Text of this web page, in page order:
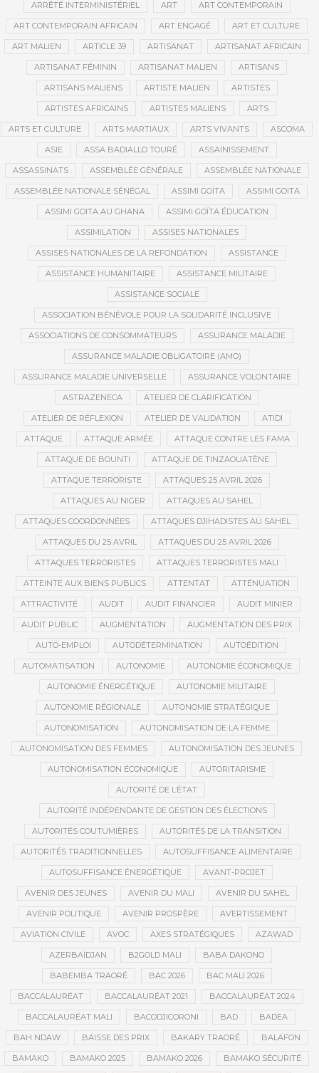
ARRÊTÉ INTERMINISTÉRIEL ART ART CONTEMPORAIN
ART CONTEMPORAIN AFRICAIN ART ENGAGÉ ART ET CULTURE
ART MALIEN ARTICLE 39 ARTISANAT ARTISANAT AFRICAIN
ARTISANAT FÉMININ ARTISANAT MALIEN ARTISANS
ARTISANS MALIENS ARTISTE MALIEN ARTISTES
ARTISTES AFRICAINS ARTISTES MALIENS ARTS
ARTS ET CULTURE ARTS MARTIAUX ARTS VIVANTS ASCOMA
ASIE ASSA BADIALLO TOURÉ ASSAINISSEMENT
ASSASSINATS ASSEMBLÉE GÉNÉRALE ASSEMBLÉE NATIONALE
ASSEMBLÉE NATIONALE SÉNÉGAL ASSIMI GOÏTA ASSIMI GOITA
ASSIMI GOITA AU GHANA ASSIMI GOÏTA ÉDUCATION
ASSIMILATION ASSISES NATIONALES
ASSISES NATIONALES DE LA REFONDATION ASSISTANCE
ASSISTANCE HUMANITAIRE ASSISTANCE MILITAIRE
ASSISTANCE SOCIALE
ASSOCIATION BÉNÉVOLE POUR LA SOLIDARITÉ INCLUSIVE
ASSOCIATIONS DE CONSOMMATEURS ASSURANCE MALADIE
ASSURANCE MALADIE OBLIGATOIRE (AMO)
ASSURANCE MALADIE UNIVERSELLE ASSURANCE VOLONTAIRE
ASTRAZENECA ATELIER DE CLARIFICATION
ATELIER DE RÉFLEXION ATELIER DE VALIDATION ATIDI
ATTAQUE ATTAQUE ARMÉE ATTAQUE CONTRE LES FAMA
ATTAQUE DE BOUNTI ATTAQUE DE TINZAOUATÈNE
ATTAQUE TERRORISTE ATTAQUES 25 AVRIL 2026
ATTAQUES AU NIGER ATTAQUES AU SAHEL
ATTAQUES COORDONNÉES ATTAQUES DJIHADISTES AU SAHEL
ATTAQUES DU 25 AVRIL ATTAQUES DU 25 AVRIL 2026
ATTAQUES TERRORISTES ATTAQUES TERRORISTES MALI
ATTEINTE AUX BIENS PUBLICS ATTENTAT ATTÉNUATION
ATTRACTIVITÉ AUDIT AUDIT FINANCIER AUDIT MINIER
AUDIT PUBLIC AUGMENTATION AUGMENTATION DES PRIX
AUTO-EMPLOI AUTODÉTERMINATION AUTOÉDITION
AUTOMATISATION AUTONOMIE AUTONOMIE ÉCONOMIQUE
AUTONOMIE ÉNERGÉTIQUE AUTONOMIE MILITAIRE
AUTONOMIE RÉGIONALE AUTONOMIE STRATÉGIQUE
AUTONOMISATION AUTONOMISATION DE LA FEMME
AUTONOMISATION DES FEMMES AUTONOMISATION DES JEUNES
AUTONOMISATION ÉCONOMIQUE AUTORITARISME
AUTORITÉ DE L’ÉTAT
AUTORITÉ INDÉPENDANTE DE GESTION DES ÉLECTIONS
AUTORITÉS COUTUMIÈRES AUTORITÉS DE LA TRANSITION
AUTORITÉS TRADITIONNELLES AUTOSUFFISANCE ALIMENTAIRE
AUTOSUFFISANCE ÉNERGÉTIQUE AVANT-PROJET
AVENIR DES JEUNES AVENIR DU MALI AVENIR DU SAHEL
AVENIR POLITIQUE AVENIR PROSPÈRE AVERTISSEMENT
AVIATION CIVILE AVOC AXES STRATÉGIQUES AZAWAD
AZERBAÏDJAN B2GOLD MALI BABA DAKONO
BABEMBA TRAORÉ BAC 2026 BAC MALI 2026
BACCALAURÉAT BACCALAURÉAT 2021 BACCALAURÉAT 2024
BACCALAURÉAT MALI BACODJICORONI BAD BADEA
BAH NDAW BAISSE DES PRIX BAKARY TRAORÉ BALAFON
BAMAKO BAMAKO 2025 BAMAKO 2026 BAMAKO SÉCURITÉ